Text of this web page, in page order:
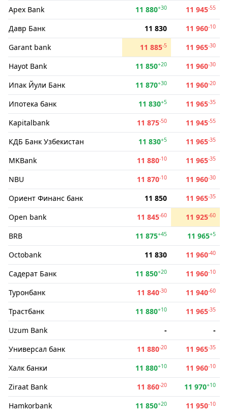
Apex Bank 11 880+30 11 945-55
Давр Банк 11 830 11 960-10
Garant bank 11 885-5 11 965-30
Hayot Bank 11 850+20 11 960-30
Ипак Йули Банк 11 870+30 11 960-20
Ипотека банк 11 830+5 11 965-35
Kapitalbank 11 875-50 11 945-55
КДБ Банк Узбекистан 11 830+5 11 965-35
MKBank 11 880-10 11 965-35
NBU 11 870-10 11 960-30
Ориент Финанс банк 11 850 11 965-35
Open bank 11 845-60 11 925-60
BRB 11 875+45 11 965+5
Octobank 11 830 11 960-40
Садерат Банк 11 850+20 11 960-10
Туронбанк 11 840-30 11 940-60
Трастбанк 11 880+10 11 965-35
Uzum Bank -
-
Универсал банк
11 880-20 11 965-35
Халк банки 11 880+10 11 960-10
Ziraat Bank 11 860-20 11 970+10
Hamkorbank 11 850+20 11 950-10